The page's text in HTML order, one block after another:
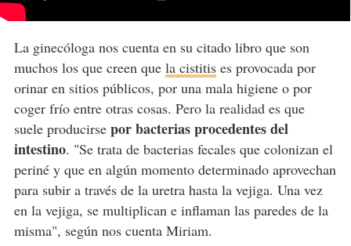
La ginecóloga nos cuenta en su citado libro que son
muchos los que creen que la cistitises provocada por
orinar en sitios públicos, por una mala higiene o por
coger frío entre otras cosas. Pero la realidad es que
suele producirse por bacterias procedentes del
intestino. "Se trata de bacterias fecales que colonizan el
periné y que en algún momento determinado aprovechan
para subir a través de la uretra hasta la vejiga. Una vez
en la vejiga, se multiplican e inflaman las paredes de la
misma", según nos cuenta Miriam.